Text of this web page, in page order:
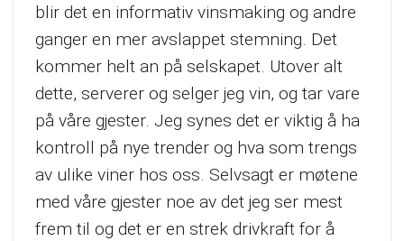
blir det en informativ vinsmaking og andre
ganger en mer avslappet stemning. Det
kommer helt an på selskapet. Utover alt
dette, serverer og selger jeg vin, og tar vare
på våre gjester. Jeg synes det er viktig å ha
kontroll på nye trender og hva som trengs
av ulike viner hos oss. Selvsagt er møtene
med våre gjester noe av det jeg ser mest
frem til og det er en strek drivkraft for å